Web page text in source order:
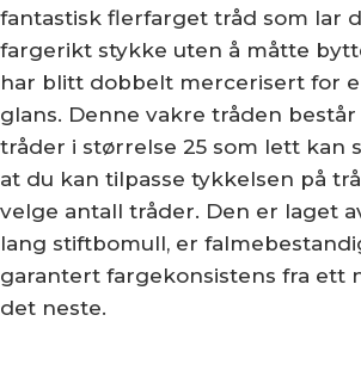
fantastisk flerfarget tråd som lar
fargerikt stykke uten å måtte
har blitt dobbelt mercerisert for
glans. Denne vakre tråden består
tråder i størrelse 25 som lett kan
at du kan tilpasse tykkelsen på
velge antall tråder. Den er laget
lang stiftbomull, er
garantert fargekonsistens fra ett
det neste.